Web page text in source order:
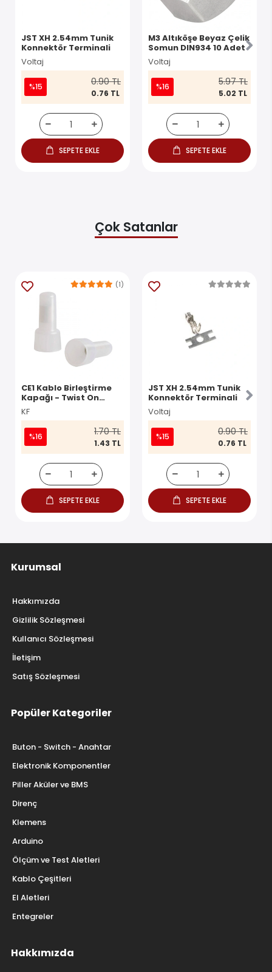
JST XH 2.54mm Tunik
Konnektör Terminali
Voltaj
%15 0.90 TL
0.76 TL
SEPETE EKLE
M3 Altıköşe Beyaz Çelik
Somun DIN934 10 Adet
Voltaj
%16 5.97 TL
5.02 TL
SEPETE EKLE
Çok Satanlar
CE1 Kablo Birleştirme
Kapağı - Twist On
Konnektör
KF
(1)
%16 1.70 TL
1.43 TL
SEPETE EKLE
JST XH 2.54mm Tunik
Konnektör Terminali
Voltaj
%15 0.90 TL
0.76 TL
SEPETE EKLE
Kurumsal
Hakkımızda
Gizlilik Sözleşmesi
Kullanıcı Sözleşmesi
İletişim
Satış Sözleşmesi
Popüler Kategoriler
Buton - Switch - Anahtar
Elektronik Komponentler
Piller Aküler ve BMS
Direnç
Klemens
Arduino
Ölçüm ve Test Aletleri
Kablo Çeşitleri
El Aletleri
Entegreler
Hakkımızda